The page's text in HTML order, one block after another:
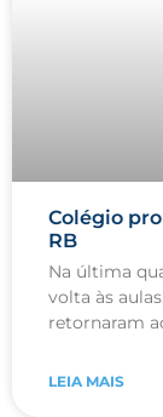
Colégio
RB
Na última
volta às
retornaram
LEIA MAIS